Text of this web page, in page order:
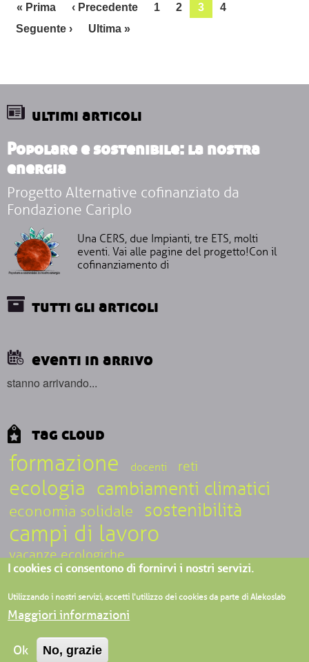
« Prima Prima pagina
‹ PrecedentePagina precedente
1 2 3
4
Seguente ›Pagina successiva
Ultima »Ultima pagina
ultimi articoli
Popolare e sostenibile: la nostra
energia
Progetto Alternative cofinanziato da
Fondazione Cariplo
Una CERS, due Impianti, tre ETS, molti
eventi. Vai alle pagine del progetto!Con il
cofinanziamento di
tutti gli articoli
eventi in arrivo
stanno arrivando...
tag cloud
formazione docenti reti
ecologia cambiamenti climatici
economia solidale sostenibilità
campi di lavoro
vacanze ecologiche
ecoturismo sociale epistemologia
inclusione
ALEKOSLAB associazione APS - Villaggio ecologico di Granara, Loc.
Granara 38/a, 43050, Valmozzola (PR) - Verbania (VCO) - Milano - C.F.
92171100347 -
I cookies ci consentono di fornirvi i nostri servizi.
Utilizzando i nostri servizi, accetti l'utilizzo dei cookies da parte di Alekoslab
Maggiori informazioni
Ok No, grazie